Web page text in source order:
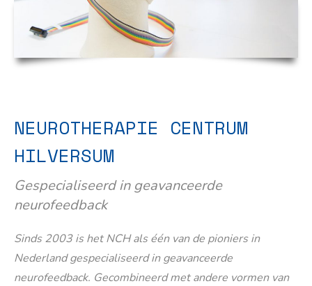
NEUROTHERAPIE CENTRUM
HILVERSUM
Gespecialiseerd in geavanceerde
neurofeedback
Sinds 2003 is het NCH als één van de pioniers in
Nederland gespecialiseerd in geavanceerde
neurofeedback. Gecombineerd met andere vormen van